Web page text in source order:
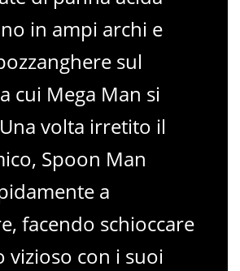
in ampi archi e
sul
cui Mega Man si
volta irretito il
Spoon Man
a
facendo schioccare
vizioso con i suoi